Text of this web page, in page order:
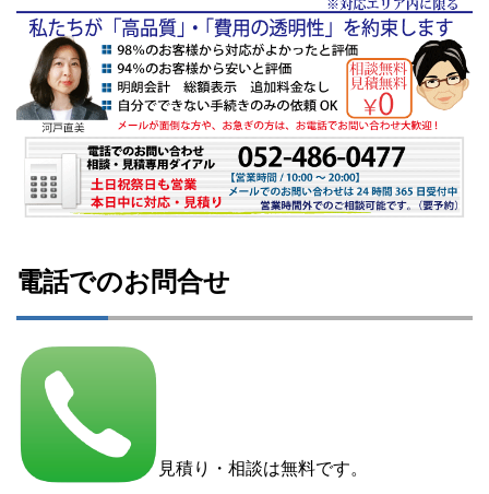
電話でのお問合せ
見積り・相談は無料です。